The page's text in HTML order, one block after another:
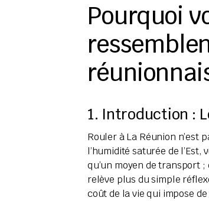
Pourquoi
1. Introduction :
Rouler à La Réunion n’est
l’humidité saturée de
qu’un moyen de transport
relève plus du simple
coût de la vie qui impose